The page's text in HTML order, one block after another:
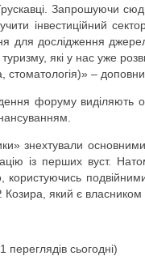
Запрошуючи
інвестиційний
для дослідження
які у нас уже
стоматологія)» –
форуму виділяють
знехтували
із перших вуст.
Козира, який є власником
переглядів сьогодні)